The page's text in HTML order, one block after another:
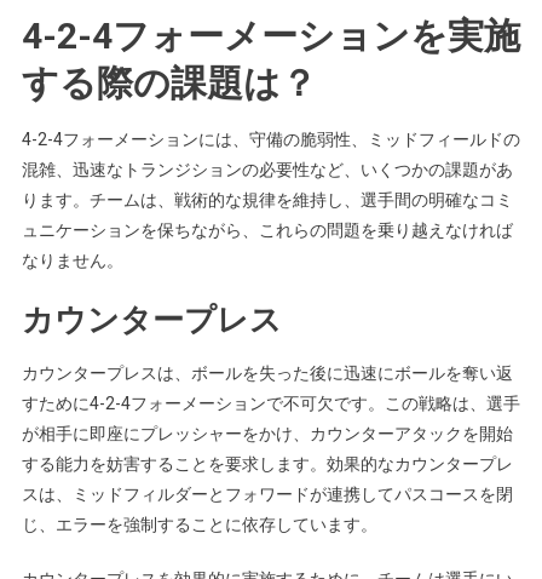
4-2-4フォーメーションを実施
する際の課題は？
4-2-4フォーメーションには、守備の脆弱性、ミッドフィールドの
混雑、迅速なトランジションの必要性など、いくつかの課題があ
ります。チームは、戦術的な規律を維持し、選手間の明確なコミ
ュニケーションを保ちながら、これらの問題を乗り越えなければ
なりません。
カウンタープレス
カウンタープレスは、ボールを失った後に迅速にボールを奪い返
すために4-2-4フォーメーションで不可欠です。この戦略は、選手
が相手に即座にプレッシャーをかけ、カウンターアタックを開始
する能力を妨害することを要求します。効果的なカウンタープレ
スは、ミッドフィルダーとフォワードが連携してパスコースを閉
じ、エラーを強制することに依存しています。